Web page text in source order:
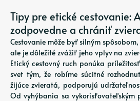
Tipy pre etické cestovanie:
zodpovedne a chrániť
Cestovanie môže byť silným
ale je dôležité zvážiť jeho vplyv na
Etický cestovný ruch ponúka
svet tým, že robíme súcitné
žijúce zvieratá, podporujú
Od vyhýbania sa vykorisťovateľským